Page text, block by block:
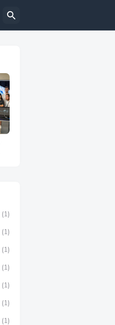
(1)
(1)
(1)
(1)
(1)
(1)
(1)